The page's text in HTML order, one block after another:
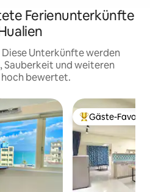
Ferienunterkünfte
Diese Unterkünfte werden
Sauberkeit und weiteren
bewertet.
Beliebter Gäste-
Gäste-Favorit